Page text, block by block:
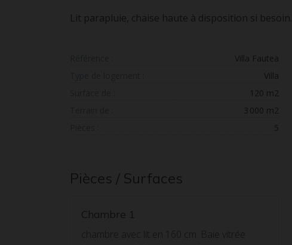
Lit parapluie, chaise haute à disposition si besoin.
Villa Fautea
Villa
120 m2
3 000 m2
5
Pièces / Surfaces
Chambre 1
chambre avec lit en 160 cm. Baie vitrée